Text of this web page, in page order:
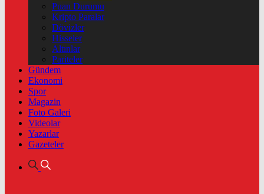
Puan Durumu
Kripto Paralar
Dövizler
Hisseler
Altınlar
Pariteler
Gündem
Ekonomi
Spor
Magazin
Foto Galeri
Videolar
Yazarlar
Gazeteler